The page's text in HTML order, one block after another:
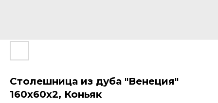
Столешница из дуба "Венеция"
160x60x2, Коньяк